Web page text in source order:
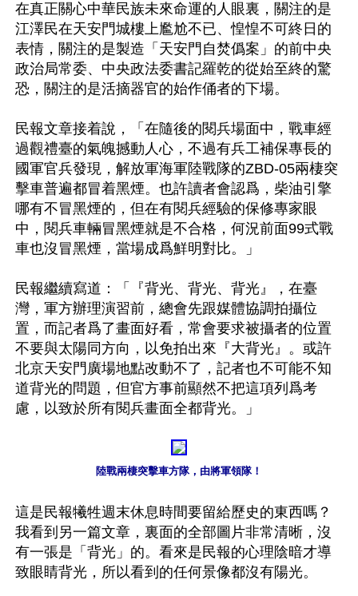
在真正關心中華民族未來命運的人眼裏，關注的是
江澤民在天安門城樓上尷尬不已、惶惶不可終日的
表情，關注的是製造「天安門自焚僞案」的前中央
政治局常委、中央政法委書記羅乾的從始至終的驚
恐，關注的是活摘器官的始作俑者的下場。
民報文章接着說，「在隨後的閱兵場面中，戰車經
過觀禮臺的氣魄撼動人心，不過有兵工補保專長的
國軍官兵發現，解放軍海軍陸戰隊的ZBD-05兩棲突
擊車普遍都冒着黑煙。也許讀者會認爲，柴油引擎
哪有不冒黑煙的，但在有閱兵經驗的保修專家眼
中，閱兵車輛冒黑煙就是不合格，何況前面99式戰
車也沒冒黑煙，當場成爲鮮明對比。」
民報繼續寫道：「『背光、背光、背光』，在臺
灣，軍方辦理演習前，總會先跟媒體協調拍攝位
置，而記者爲了畫面好看，常會要求被攝者的位置
不要與太陽同方向，以免拍出來『大背光』。或許
北京天安門廣場地點改動不了，記者也不可能不知
道背光的問題，但官方事前顯然不把這項列爲考
慮，以致於所有閱兵畫面全都背光。」
陸戰兩棲突擊車方隊，由將軍領隊！
這是民報犧牲週末休息時間要留給歷史的東西嗎？
我看到另一篇文章，裏面的全部圖片非常清晰，沒
有一張是「背光」的。看來是民報的心理陰暗才導
致眼睛背光，所以看到的任何景像都沒有陽光。